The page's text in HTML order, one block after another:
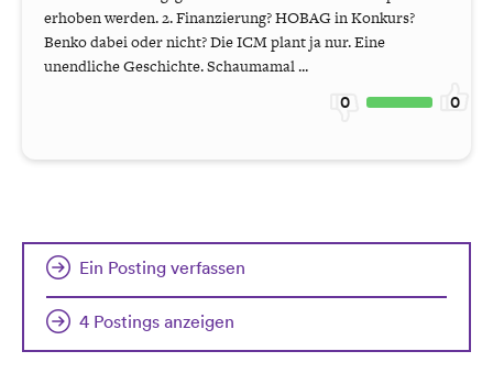
erhoben werden. 2. Finanzierung? HOBAG in Konkurs?
Benko dabei oder nicht? Die ICM plant ja nur. Eine
unendliche Geschichte. Schaumamal ...
0 0
Ein Posting verfassen
4 Postings anzeigen